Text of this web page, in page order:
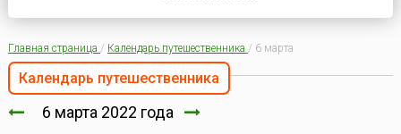
Главная страница / Календарь путешественника / 6 марта
Календарь путешественника
6 марта 2022 года